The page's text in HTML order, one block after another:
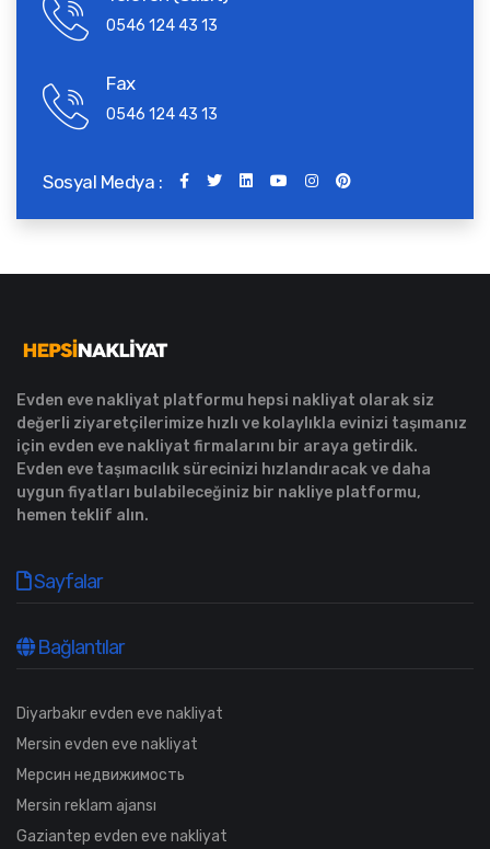
0546 124 43 13
Fax
0546 124 43 13
Sosyal Medya :
Evden eve nakliyat platformu hepsi nakliyat olarak siz
değerli ziyaretçilerimize hızlı ve kolaylıkla evinizi taşımanız
için evden eve nakliyat firmalarını bir araya getirdik.
Evden eve taşımacılık sürecinizi hızlandıracak ve daha
uygun fiyatları bulabileceğiniz bir nakliye platformu,
hemen teklif alın.
Sayfalar
Bağlantılar
Diyarbakır evden eve nakliyat
Mersin evden eve nakliyat
Мерсин недвижимость
Mersin reklam ajansı
Gaziantep evden eve nakliyat